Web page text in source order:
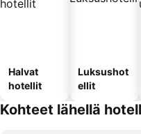
Halvat
hotellit
Luksushot
ellit
Kohteet lähellä